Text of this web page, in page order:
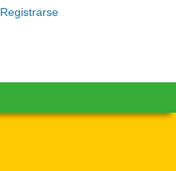
Registrarse